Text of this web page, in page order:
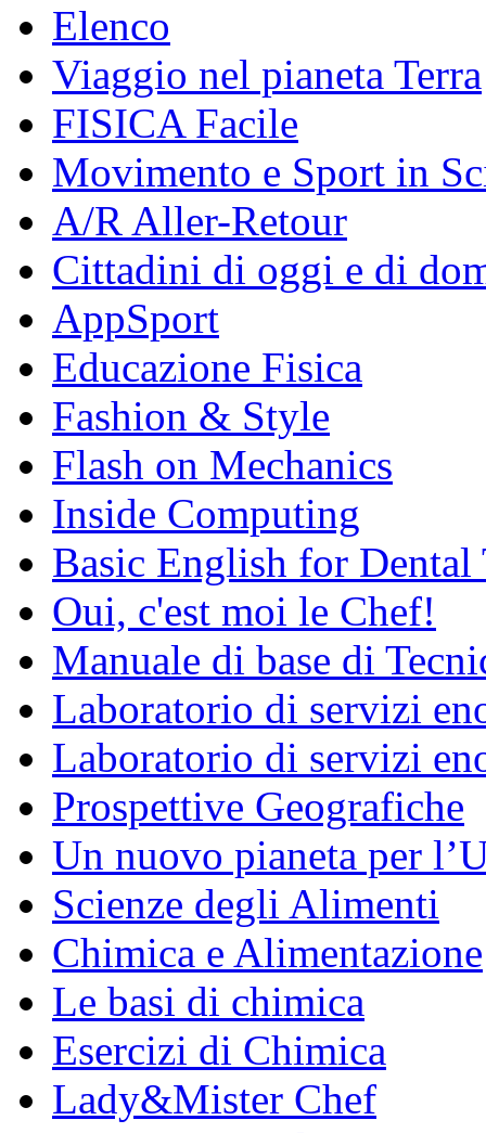
Elenco
Viaggio nel pianeta Terra
FISICA Facile
Movimento e Sport in
A/R Aller-Retour
Cittadini di oggi e di
AppSport
Educazione Fisica
Fashion & Style
Flash on Mechanics
Inside Computing
Basic English for Dental
Oui, c'est moi le Chef!
Manuale di base di
Laboratorio di servizi
Laboratorio di servizi
Prospettive Geografiche
Un nuovo pianeta per
Scienze degli Alimenti
Chimica e Alimentazione
Le basi di chimica
Esercizi di Chimica
Lady&Mister Chef